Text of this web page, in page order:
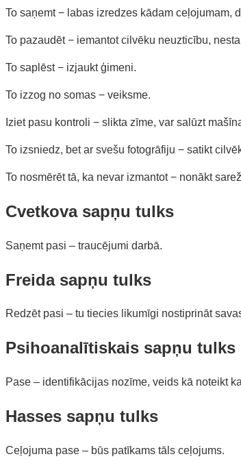
To saņemt − labas izredzes kādam ceļojumam,
To pazaudēt − iemantot cilvēku neuzticību,
To saplēst − izjaukt ģimeni.
To izzog no somas − veiksme.
Iziet pasu kontroli − slikta zīme, var salūzt
To izsniedz, bet ar svešu fotogrāfiju − satikt
To nosmērēt tā, ka nevar izmantot − nonākt
Cvetkova sapņu tulks
Saņemt pasi – traucējumi darbā.
Freida sapņu tulks
Redzēt pasi – tu tiecies likumīgi nostiprināt
Psihoanalītiskais sapņu tulks
Pase – identifikācijas nozīme, veids kā noteikt
Hasses sapņu tulks
Ceļojuma pase – būs patīkams tāls ceļojums.